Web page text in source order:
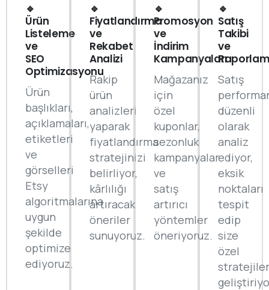
🔹
Ürün
Listeleme
ve
SEO
Optimizasyonu
Ürün
başlıkları,
açıklamaları,
etiketleri
ve
görselleri
Etsy
algoritmalarına
uygun
şekilde
optimize
ediyoruz.
🔹
Fiyatlandırma
ve
Rekabet
Analizi
Rakip
ürün
analizleri
yaparak
fiyatlandırma
stratejinizi
belirliyor,
kârlılığı
artıracak
öneriler
sunuyoruz.
🔹
Promosyon
ve
İndirim
Kampanyaları
Mağazanız
için
özel
kuponlar,
sezonluk
kampanyalar
ve
satış
artırıcı
yöntemler
öneriyoruz.
🔹
Satış
Takibi
ve
Satış
düzenli
olarak
analiz
ediyor,
eksik
noktaları
tespit
edip
size
özel
stratejiler